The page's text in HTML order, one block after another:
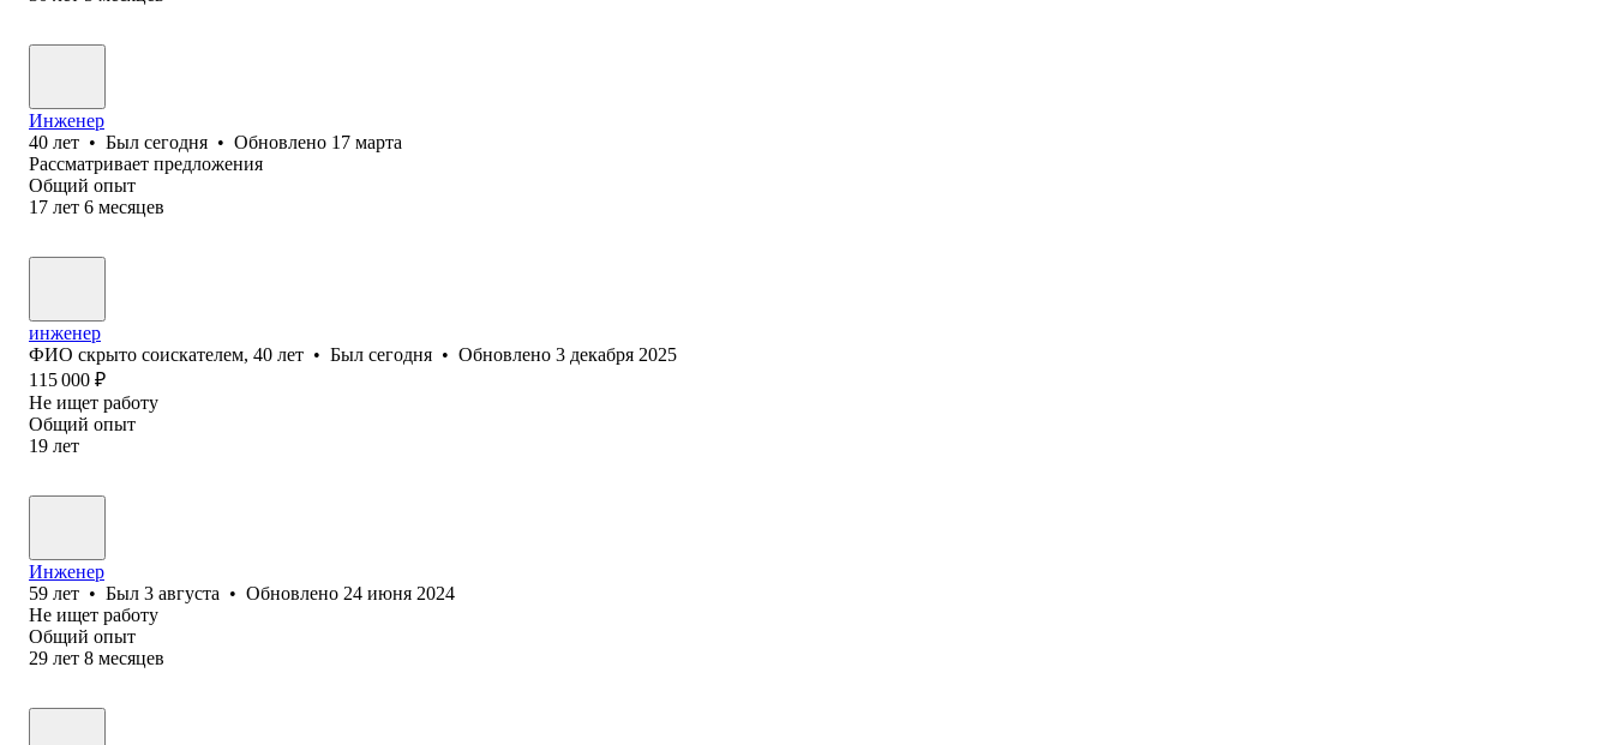
Инженер
40 лет • Был сегодня • Обновлено 17 марта
Рассматривает предложения
Общий опыт
17 лет 6 месяцев
инженер
ФИО скрыто соискателем, 40 лет • Был сегодня • Обновлено 3 декабря 2025
115 000 ₽
Не ищет работу
Общий опыт
19 лет
Инженер
59 лет • Был 3 августа • Обновлено 24 июня 2024
Не ищет работу
Общий опыт
29 лет 8 месяцев